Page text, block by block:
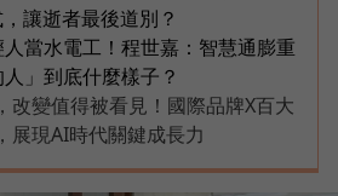
讓逝者最後道別？
當水電工！程世嘉：智慧通膨重
」到底什麼樣子？
改變值得被看見！國際品牌X百大
展現AI時代關鍵成長力